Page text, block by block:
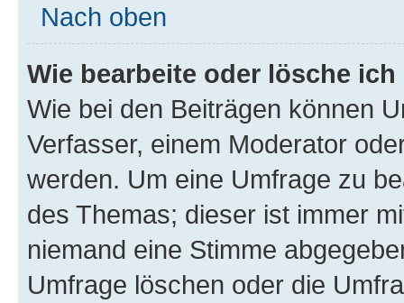
Nach oben
Wie bearbeite oder lösche
Wie bei den Beiträgen können
Verfasser, einem Moderator
werden. Um eine Umfrage zu
des Themas; dieser ist immer
niemand eine Stimme
Umfrage löschen oder die